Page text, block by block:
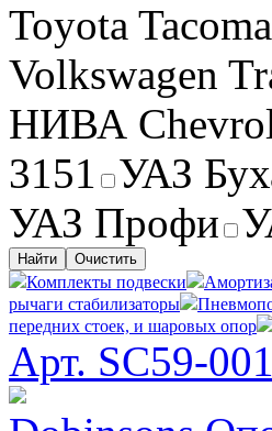
Toyota Tacoma
Volkswagen
НИВА
3151 УАЗ
УАЗ Профи
Найти Очистить
Комплекты подвески
рычаги стабилизаторы
передних стоек, и шаровых опор
Арт. SC59-001